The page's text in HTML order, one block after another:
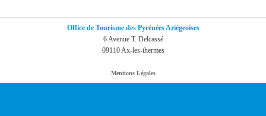
Office de Tourisme des Pyrénées Ariégeoises
6 Avenue T. Delcassé
09110 Ax-les-thermes
Mentions Légales